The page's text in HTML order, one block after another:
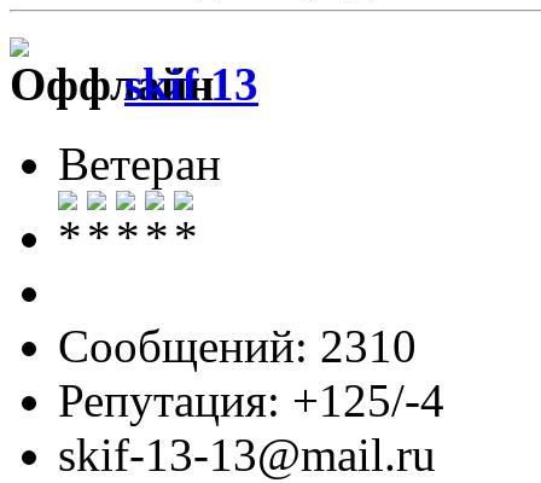
skif 13
Ветеран
Сообщений: 2310
Репутация: +125/-4
skif-13-13@mail.ru